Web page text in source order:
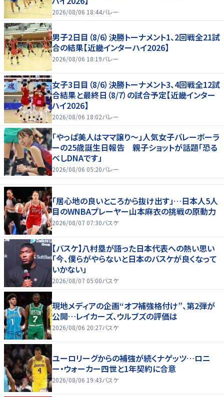
2026/08/06 18:44バレー
男子2日目（8/6）決勝トーナメント1、2回戦全21試
合の結果【近畿インターハイ2026】
2026/08/06 18:19バレー
女子3日目（8/6）決勝トーナメント3、4回戦全12試
合結果と最終日（8/7）の試合予定【近畿インター
ハイ2026】
2026/08/06 18:02バレー
「やっぱ美人はママ譲り～」人気女子バレーボーラ
ーの25歳誕生日報告 親子ショットが話題「恐る
べしDNAです」
2026/08/06 05:20バレー
「居心地の良いところから抜け出す」…日本人5人
目のWNBAプレーヤー山本麻衣の挑戦の原動力
2026/08/07 07:30バスケ
【バスケ】八村塁が語った日本代表への熱い思い
「今、僕らがやらないと日本のバスケが良くなって
いかない」
2026/08/07 05:00バスケ
現地メディアの企画“オフ補強格付け”、第2弾が
公開…レイカーズ、ウルブズの評価は
2026/08/06 20:27バスケ
ユーロリーグからの補強が続くナゲッツ…ロニ
ー・ウォーカー四世と1年契約に合意
2026/08/06 19:43バスケ